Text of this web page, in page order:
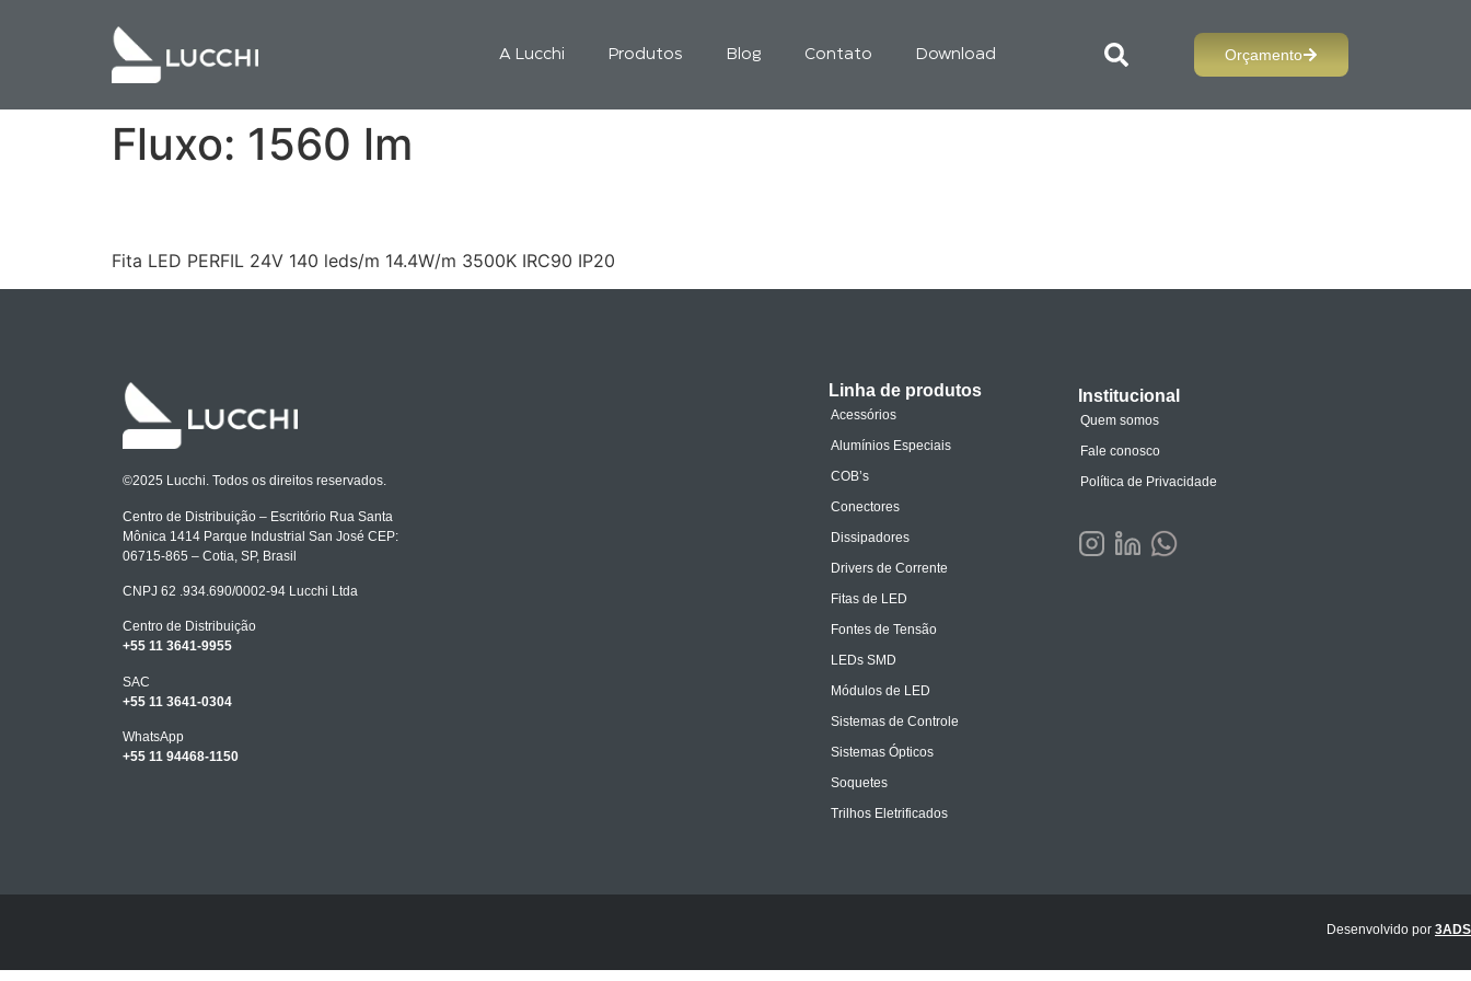
A Lucchi Produtos Blog Contato Download Orçamento
Fluxo: 1560 lm
Fita LED PERFIL 24V 140 leds/m 14.4W/m 3500K IRC90 IP20
©2025 Lucchi. Todos os direitos reservados.
Centro de Distribuição – Escritório Rua Santa
Mônica 1414 Parque Industrial San José CEP:
06715-865 – Cotia, SP, Brasil
CNPJ 62 .934.690/0002-94 Lucchi Ltda
Centro de Distribuição
+55 11 3641-9955
SAC
+55 11 3641-0304
WhatsApp
+55 11 94468-1150
Linha de produtos
Acessórios
Alumínios Especiais
COB’s
Conectores
Dissipadores
Drivers de Corrente
Fitas de LED
Fontes de Tensão
LEDs SMD
Módulos de LED
Sistemas de Controle
Sistemas Ópticos
Soquetes
Trilhos Eletrificados
Institucional
Quem somos
Fale conosco
Política de Privacidade
Desenvolvido por 3ADS